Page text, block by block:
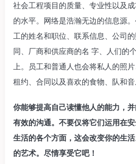
社会工程项目的质量、专业性以及
的水平。网络是浩瀚无边的信息源
工的姓名和职位、联系信息、公司
同、厂商和供应商的名 字、人们的
上。员工和普通人也会将私人的照片
租约、合同以及喜欢的食物、队和
你能够提高自己读懂他人的能力，
有效的沟通。不要仅将它们运用在
生活的各个方面，这会改变你的生
的艺术。尽情享受它吧！